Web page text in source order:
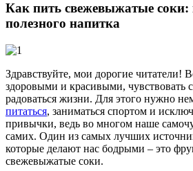
Как пить свежевыжатые соки:
полезного напитка
Здравствуйте, мои дорогие читатели!
здоровыми и красивыми, чувствовать
радоваться жизни. Для этого нужно
питаться, заниматься спортом и
привычки, ведь во многом наше
самих. Один из самых лучших
которые делают нас бодрыми – это
свежевыжатые соки.